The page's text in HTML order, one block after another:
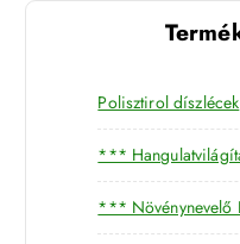
Polisztirol díszlécek
***
*** Növénynevelő